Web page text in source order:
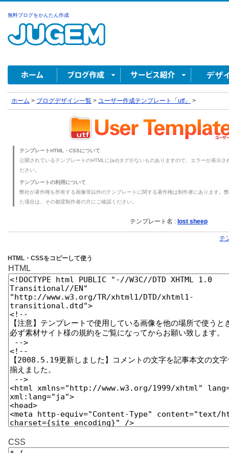
無料ブログをかんたん作成
ホーム > ブログデザイン一覧 > ユーザー作成テンプレート「utf」 >
テンプレートHTML・CSSについて
公開されているテンプレートのHTMLに{ad}タグがないものありますので、エラーが表示
ださい。
テンプレートの利用について
弊社が著作権を所有する画像等以外のテンプレートに関する著作権は制作者にあります。
た場合は、その都度制作者の方にご確認ください。
テンプレート名 : lost sheep
テ
HTML・CSSをコピーして使う
HTML
CSS